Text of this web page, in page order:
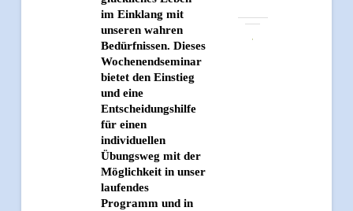
im Einklang mit
unseren wahren
Bedürfnissen. Dieses
Wochenendseminar
bietet den Einstieg
und eine
Entscheidungshilfe
für einen
individuellen
Übungsweg mit der
Möglichkeit in unser
laufendes
Programm und in